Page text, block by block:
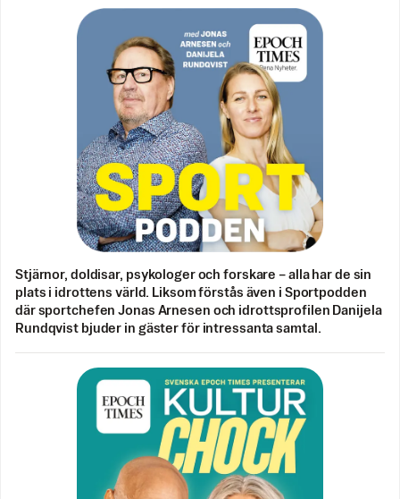
Stjärnor, doldisar, psykologer och forskare – alla har de sin
plats i idrottens värld. Liksom förstås även i Sportpodden
där sportchefen Jonas Arnesen och idrottsprofilen Danijela
Rundqvist bjuder in gäster för intressanta samtal.